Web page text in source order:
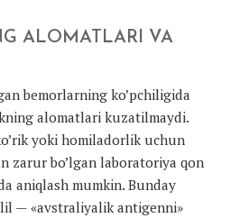
ALOMATLARI VA
bemorlarning ko’pchiligida
alomatlari kuzatilmaydi.
yoki homiladorlik uchun
zarur bo’lgan laboratoriya qon
aniqlash mumkin. Bunday
— «avstraliyalik antigenni»